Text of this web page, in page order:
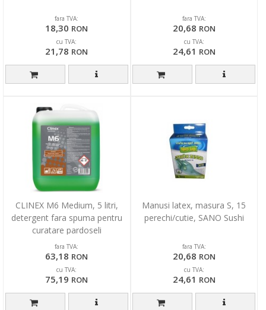
fara TVA:
18,30 RON
cu TVA:
21,78 RON
fara TVA:
20,68 RON
cu TVA:
24,61 RON
CLINEX M6 Medium, 5 litri,
detergent fara spuma pentru
curatare pardoseli
fara TVA:
63,18 RON
cu TVA:
75,19 RON
Manusi latex, masura S, 15
perechi/cutie, SANO Sushi
fara TVA:
20,68 RON
cu TVA:
24,61 RON